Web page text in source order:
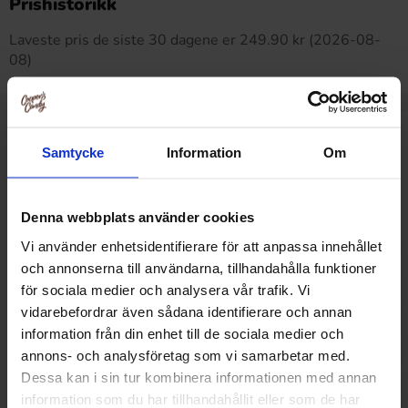
Samtycke Information Om
Denna webbplats använder cookies
Vi använder enhetsidentifierare för att anpassa innehållet
och annonserna till användarna, tillhandahålla funktioner
för sociala medier och analysera vår trafik. Vi
vidarebefordrar även sådana identifierare och annan
information från din enhet till de sociala medier och
annons- och analysföretag som vi samarbetar med.
Dessa kan i sin tur kombinera informationen med annan
information som du har tillhandahållit eller som de har
Laveste pris de siste 30 dagene er 249.90 kr (2026-08-
08)
Relaterte produkter